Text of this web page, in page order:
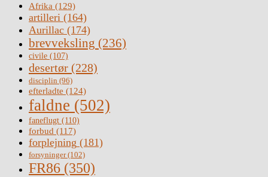
Afrika (129)
artilleri (164)
Aurillac (174)
brevveksling (236)
civile (107)
desertør (228)
disciplin (96)
efterladte (124)
faldne (502)
faneflugt (110)
forbud (117)
forplejning (181)
forsyninger(102)
FR86 (350)